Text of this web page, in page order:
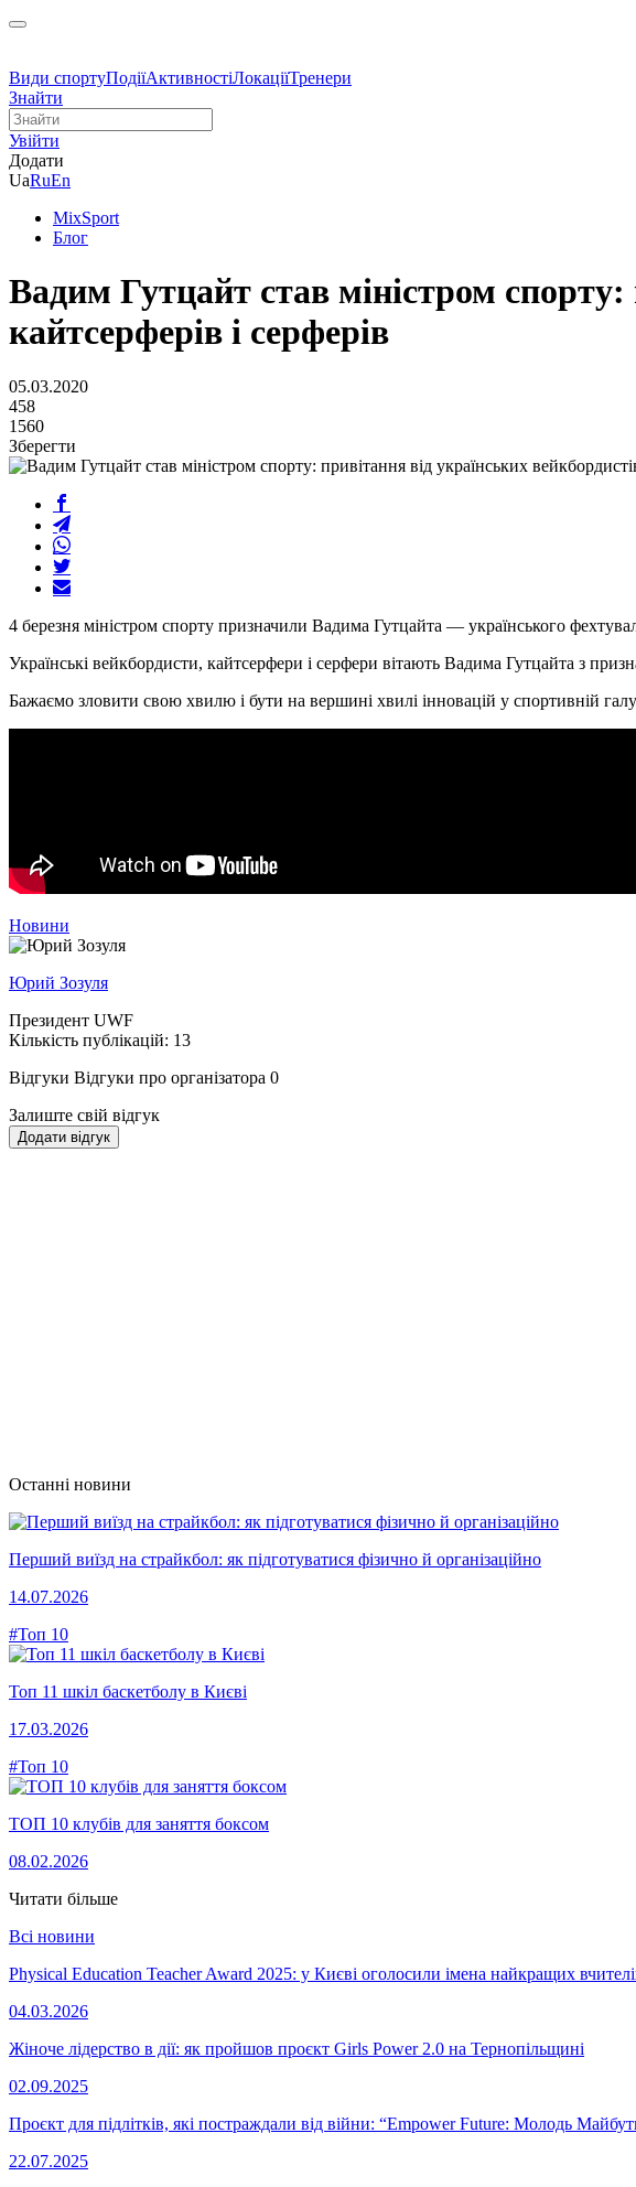
Види спортуПодіїАктивностіЛокаціїТренери
Знайти
Увійти
Додати
UaRuEn
MixSport
Блог
Вадим Гутцайт став міністром спорту:
кайтсерферів і серферів
05.03.2020
458
1560
Зберегти
4 березня міністром спорту призначили Вадима Гутцайта — українського
Українські вейкбордисти, кайтсерфери і серфери вітають Вадима Гутцайта з
Бажаємо зловити свою хвилю і бути на вершині хвилі інновацій у спортивній
Новини
Юрий Зозуля
Президент UWF
Кількість публікацій: 13
Відгуки Відгуки про організатора 0
Залиште свій відгук
Додати відгук
Останні новини
Перший виїзд на страйкбол: як підготуватися фізично й організаційно
14.07.2026
#Топ 10
Топ 11 шкіл баскетболу в Києві
17.03.2026
#Топ 10
ТОП 10 клубів для заняття боксом
08.02.2026
Читати більше
Всі новини
Physical Education Teacher Award 2025: у Києві оголосили імена найкращих
04.03.2026
Жіноче лідерство в дії: як пройшов проєкт Girls Power 2.0 на Тернопільщині
02.09.2025
Проєкт для підлітків, які постраждали від війни: “Empower Future: Молодь
22.07.2025